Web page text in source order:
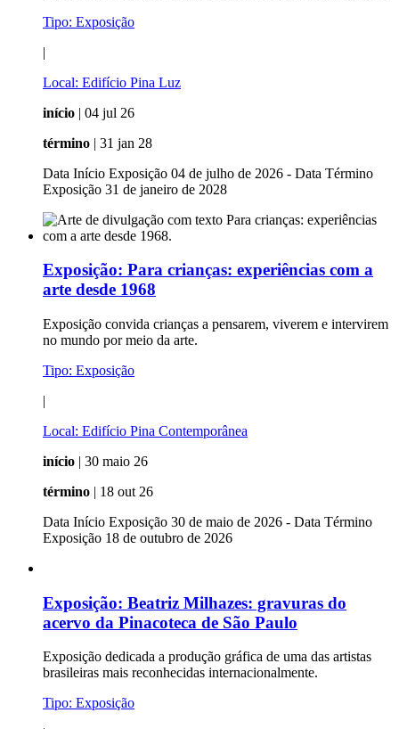
Tipo: Exposição
|
Local: Edifício Pina Luz
início | 04 jul 26
término | 31 jan 28
Data Início Exposição 04 de julho de 2026 - Data Término
Exposição 31 de janeiro de 2028
Exposição: Para crianças: experiências com a
arte desde 1968
Exposição convida crianças a pensarem, viverem e intervirem
no mundo por meio da arte.
Tipo: Exposição
|
Local: Edifício Pina Contemporânea
início | 30 maio 26
término | 18 out 26
Data Início Exposição 30 de maio de 2026 - Data Término
Exposição 18 de outubro de 2026
Exposição: Beatriz Milhazes: gravuras do
acervo da Pinacoteca de São Paulo
Exposição dedicada a produção gráfica de uma das artistas
brasileiras mais reconhecidas internacionalmente.
Tipo: Exposição